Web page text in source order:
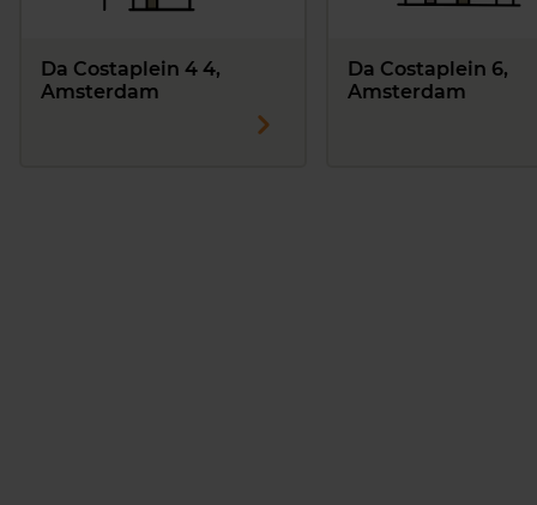
Da Costaplein 4 4,
Amsterdam
Da Costaplein 6,
Amsterdam